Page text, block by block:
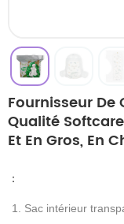
Fournisseur De
Qualité
Et En Gros, En
：
1. Sac intérieur